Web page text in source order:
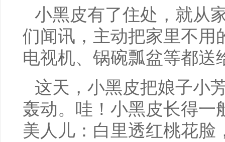
小黑皮有了住处，就从
们闻讯，主动把家里不用
电视机、锅碗瓢盆等都送
这天，小黑皮把娘子小
轰动。哇！小黑皮长得一
美人儿：白里透红桃花脸